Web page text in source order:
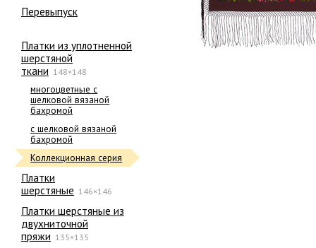
Перевыпуск
Платки из уплотненной
шерстяной
ткани 148×148
многоцветные с
шелковой вязаной
бахромой
с шелковой вязаной
бахромой
Коллекционная серия
Платки
шерстяные 146×146
Платки шерстяные из
двухниточной
пряжи 135×135